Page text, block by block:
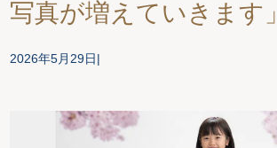
写真が増えていきます」
2026年5月29日